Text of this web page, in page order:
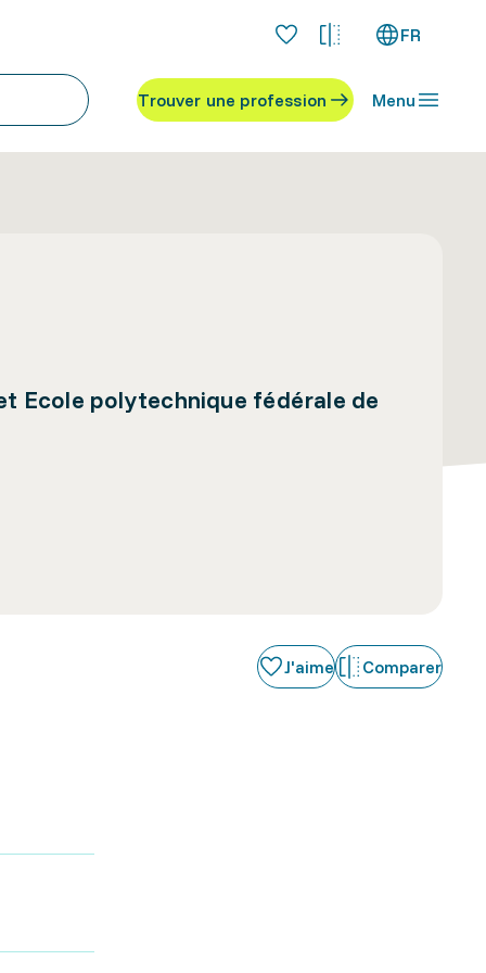
FR
Trouver une profession Menu
Ecole polytechnique fédérale de
J'aime Comparer